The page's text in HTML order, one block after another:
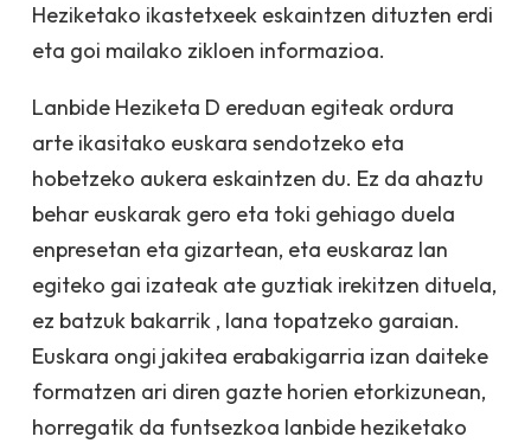
Heziketako ikastetxeek eskaintzen dituzten erdi
eta goi mailako zikloen informazioa.
Lanbide Heziketa D ereduan egiteak ordura
arte ikasitako euskara sendotzeko eta
hobetzeko aukera eskaintzen du. Ez da ahaztu
behar euskarak gero eta toki gehiago duela
enpresetan eta gizartean, eta euskaraz lan
egiteko gai izateak ate guztiak irekitzen dituela,
ez batzuk bakarrik , lana topatzeko garaian.
Euskara ongi jakitea erabakigarria izan daiteke
formatzen ari diren gazte horien etorkizunean,
horregatik da funtsezkoa lanbide heziketako